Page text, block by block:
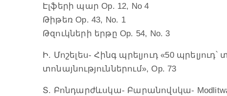
Էլֆերի պար Op. 12, No 4
Թիթեռ Op. 43, No. 1
Թզուկների երթը Op. 54, No. 3
Ի. Մոշելես- Հինգ պրելյուդ «50
տոնայնություններում», Op. 73
Տ. Բոնդարժևսկա- Բարանովսկա- Modlitwa